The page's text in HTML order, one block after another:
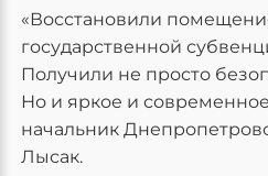
«Восстановили
государственной
Получили не просто
Но и яркое и
начальник
Лысак.